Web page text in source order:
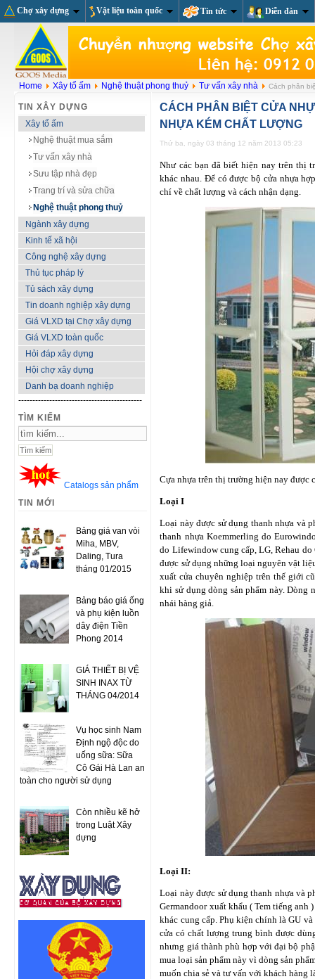
Chợ xây dựng Vật liệu toàn quốc Tin tức Diễn đàn
Home Xây tổ ấm Nghệ thuật phong thuỷ Tư vấn xây nhà Cách phân
TIN XÂY DỰNG
Xây tổ ấm
Nghệ thuật mua sắm
Tư vấn xây nhà
Sưu tập nhà đẹp
Trang trí và sửa chữa
Nghệ thuật phong thuỷ
Ngành xây dựng
Kinh tế xã hội
Công nghệ xây dựng
Thủ tục pháp lý
Tủ sách xây dựng
Tin doanh nghiệp xây dựng
Giá VLXD tại Chợ xây dựng
Giá VLXD toàn quốc
Hỏi đáp xây dựng
Hội chợ xây dựng
Danh bạ doanh nghiệp
--------------------------------------------
TÌM KIẾM
Catalogs sản phẩm
TIN MỚI
Bảng giá van vòi
Miha, MBV,
Daling, Tura
tháng 01/2015
Bảng báo giá ống
và phụ kiện luồn
dây điện Tiền
Phong 2014
GIÁ THIẾT BỊ VỆ
SINH INAX TỪ
THÁNG 04/2014
Vụ học sinh Nam
Định ngộ độc do
uống sữa: Sữa
Cô Gái Hà Lan an
toàn cho người sử dụng
Còn nhiều kẽ hở
trong Luật Xây
dựng
CÁCH PHÂN BIỆT CỬA
NHỰA KÉM CHẤT LƯỢNG
Thứ ba, ngày 03 tháng 12 năm 2013 05:23
Như các bạn đã biết hiện nay trên thị
khác nhau. Để có được bộ cửa nhựa
chí về chất lượng và cách nhận dạng.
Cựa nhựa trên thị trường hiện nay được
Loại I
Loại này được sử dụng thanh nhựa và
thanh nhựa Koemmerling do
do Lifewindow cung cấp, LG, Rehau
được sử dụng những loại nguyên vật
xuất cửa chuyên nghiệp trên thế giới
khi sử dụng dòng sản phẩm này. Dòng
nhái hàng giả.
Loại II:
Loại này được sử dụng thanh nhựa và
Germandoor xuất khẩu ( Tem tiếng anh
khác cung cấp. Phụ kiện chính là GU
cửa có chất lượng trung bình được
nhưng giá thành phù hợp với đại bộ
mua loại sản phẩm này vì dòng sản
muốn chia sẻ và tư vấn với khách hàng